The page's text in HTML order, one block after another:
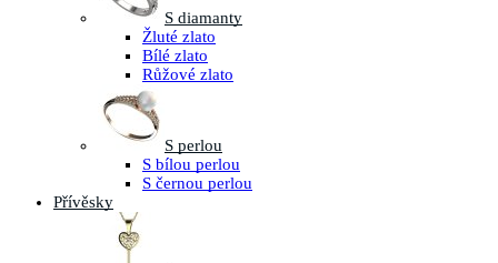
S diamanty
Žluté zlato
Bílé zlato
Růžové zlato
S perlou
S bílou perlou
S černou perlou
Přívěsky